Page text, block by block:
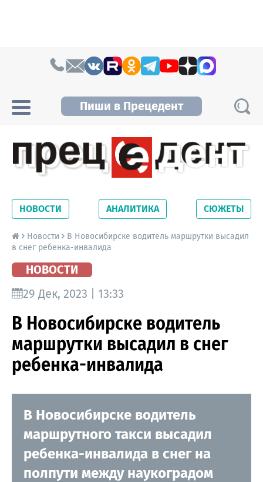
Пиши в Прецедент
Новосибирской области. Читайте свежие
новости на сайте сетевого издания
Precedent.
НОВОСТИ АНАЛИТИКА СЮЖЕТЫ
Новости
В Новосибирске водитель маршрутки высадил
в снег ребенка-инвалида
НОВОСТИ
29 Дек, 2023 | 13:33
В Новосибирске водитель
маршрутки высадил в снег
ребенка-инвалида
В Новосибирске водитель
маршрутного такси высадил
ребенка-инвалида в снег на
полпути между наукоградом